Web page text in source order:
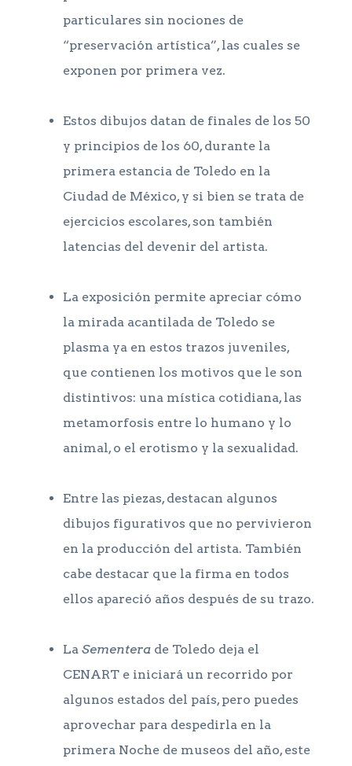
particulares sin nociones de
“preservación artística”, las cuales se
exponen por primera vez.
Estos dibujos datan de finales de los 50
y principios de los 60, durante la
primera estancia de Toledo en la
Ciudad de México, y si bien se trata de
ejercicios escolares, son también
latencias del devenir del artista.
La exposición permite apreciar cómo
la mirada acantilada de Toledo se
plasma ya en estos trazos juveniles,
que contienen los motivos que le son
distintivos: una mística cotidiana, las
metamorfosis entre lo humano y lo
animal, o el erotismo y la sexualidad.
Entre las piezas, destacan algunos
dibujos figurativos que no pervivieron
en la producción del artista. También
cabe destacar que la firma en todos
ellos apareció años después de su trazo.
La Sementera de Toledo deja el
CENART e iniciará un recorrido por
algunos estados del país, pero puedes
aprovechar para despedirla en la
primera Noche de museos del año, este